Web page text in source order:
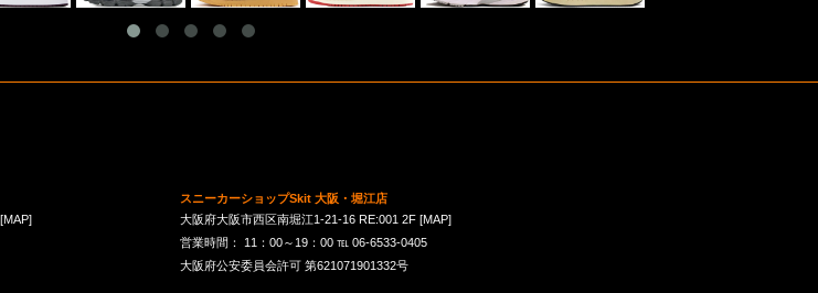
[MAP]
スニーカーショップSkit 大阪・堀江店
大阪府大阪市西区南堀江1-21-16 RE:001 2F [MAP]
営業時間： 11：00～19：00 ℡ 06-6533-0405
大阪府公安委員会許可 第621071901332号